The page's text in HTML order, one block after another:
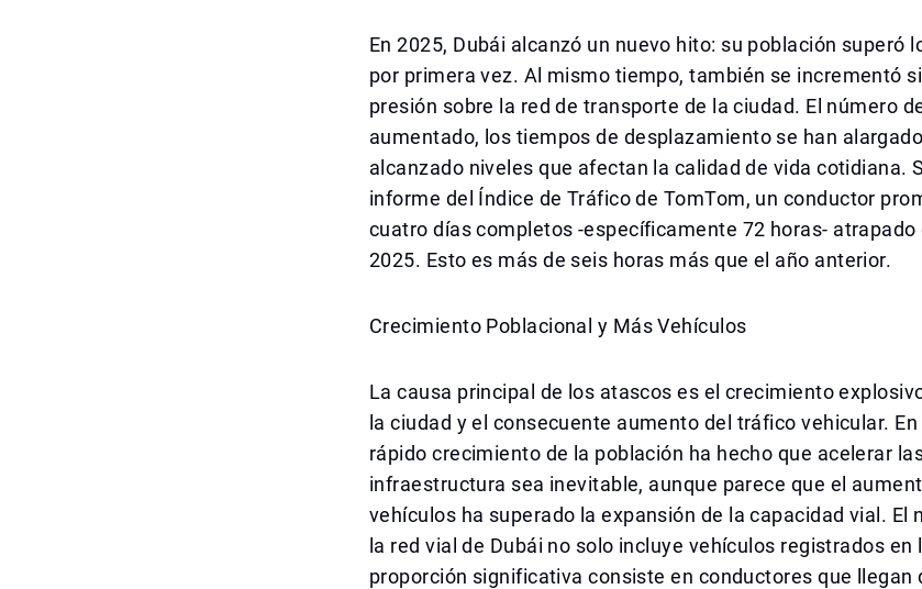
En 2025, Dubái alcanzó un nuevo hito: su población superó
por primera vez. Al mismo tiempo, también se incrementó
presión sobre la red de transporte de la ciudad. El número
aumentado, los tiempos de desplazamiento se han
alcanzado niveles que afectan la calidad de vida cotidiana.
informe del Índice de Tráfico de TomTom, un conductor
cuatro días completos -específicamente 72 horas-
2025. Esto es más de seis horas más que el año anterior.
Crecimiento Poblacional y Más Vehículos
La causa principal de los atascos es el crecimiento
la ciudad y el consecuente aumento del tráfico vehicular.
rápido crecimiento de la población ha hecho que acelerar
infraestructura sea inevitable, aunque parece que el
vehículos ha superado la expansión de la capacidad vial. El
la red vial de Dubái no solo incluye vehículos registrados en
proporción significativa consiste en conductores que llegan